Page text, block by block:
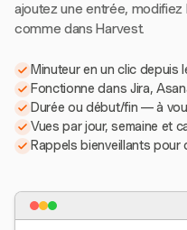
ajoutez une entrée,
comme dans Harvest.
Minuteur en un clic depuis
Fonctionne dans Jira,
Durée ou début/fin — à
Vues par jour, semaine et
Rappels bienveillants